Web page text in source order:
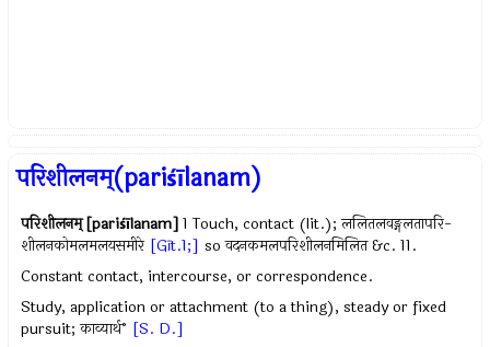
परिशीलनम्(pariśīlanam)
परिशीलनम् [pariśīlanam] 1 Touch, contact (lit.); ललितलवङ्गलतापरि-
शीलनकोमलमलयसमीरे [Gīt.1;] so वदनकमलपरिशीलनमिलित &c. 11.
Constant contact, intercourse, or correspondence.
Study, application or attachment (to a thing), steady or fixed
pursuit; काव्यार्थ˚ [S. D.]